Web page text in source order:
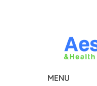
MENU